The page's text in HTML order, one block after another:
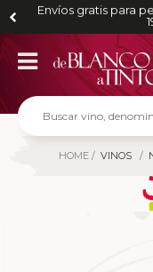
Envíos gratis para
HOME VINOS